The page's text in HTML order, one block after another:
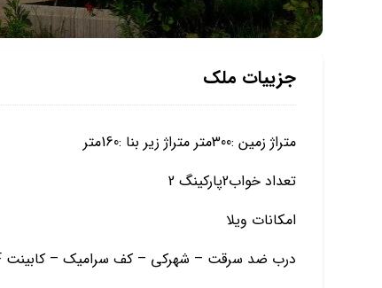
جزییات ملک
متراژ زمین :300متر متراژ زیر بنا :160متر
تعداد خواب2پارکینگ 2
امکانات ویلا
درب ضد سرقت – شهرکی – کف سرامیک – کابینت MDF – پکیج